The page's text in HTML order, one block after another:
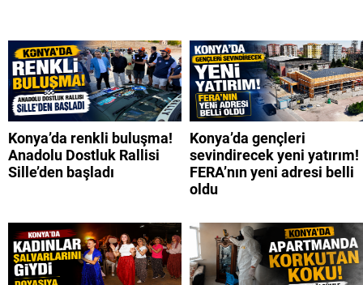
Konya’da renkli buluşma!
Anadolu Dostluk Rallisi
Sille’den başladı
Konya’da gençleri
sevindirecek yeni yatırım!
FERA’nın yeni adresi belli
oldu